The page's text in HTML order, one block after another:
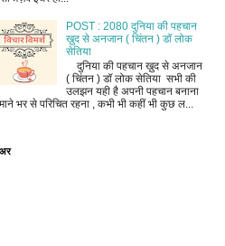
POST : 2080 दुनिया की पहचान
ख़ुद से अनजान ( चिंतन ) डॉ लोक
सेतिया
दुनिया की पहचान ख़ुद से अनजान
( चिंतन ) डॉ लोक सेतिया सभी की
उलझन यही है अपनी पहचान बनाना
भर से परिचित रहना , कभी भी कहीं भी कुछ ल...